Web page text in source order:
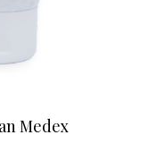
Medex